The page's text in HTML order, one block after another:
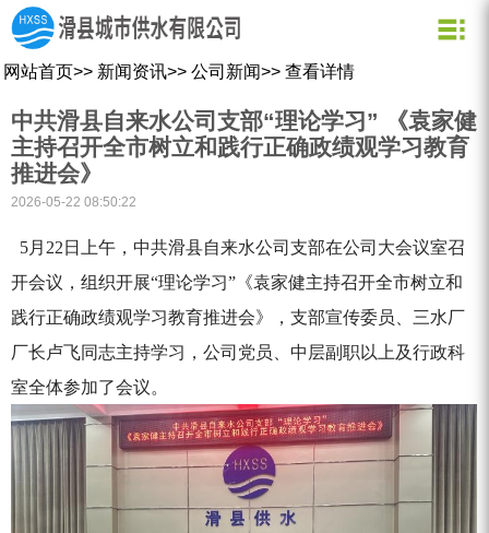
资质荣誉
行业动态
公司形象
用水小常识
网站首页>> 新闻资讯>> 公司新闻>> 查看详情
中共滑县自来水公司支部“理论学习” 《袁家健
主持召开全市树立和践行正确政绩观学习教育
推进会》
2026-05-22 08:50:22
5月22日上午，中共滑县自来水公司支部在公司大会议室召
开会议，组织开展“理论学习”《袁家健主持召开全市树立和
践行正确政绩观学习教育推进会》，支部宣传委员、三水厂
厂长卢飞同志主持学习，公司党员、中层副职以上及行政科
室全体参加了会议。